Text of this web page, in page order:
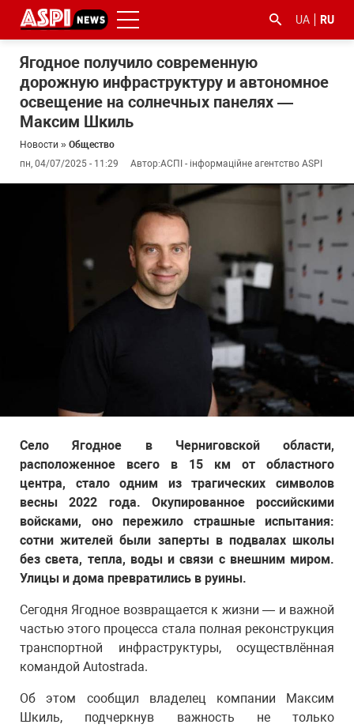
UA RU
Ягодное получило современную
дорожную инфраструктуру и автономное
освещение на солнечных панелях —
Максим Шкиль
Новости » Общество
пн, 04/07/2025 - 11:29
Автор:АСПІ - інформаційне агентство ASPI
Село Ягодное в Черниговской области,
расположенное всего в 15 км от областного
центра, стало одним из трагических символов
весны 2022 года. Окупированное российскими
войсками, оно пережило страшные испытания:
сотни жителей были заперты в подвалах школы
без света, тепла, воды и связи с внешним миром.
Улицы и дома превратились в руины.
Сегодня Ягодное возвращается к жизни — и важной
частью этого процесса стала полная реконструкция
транспортной инфраструктуры, осуществлённая
командой Autostrada.
Об этом сообщил владелец компании Максим
Шкиль, подчеркнув важность не только